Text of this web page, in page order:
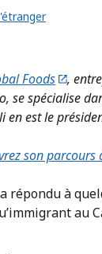
Foods
,
se spécialise
en est le
son parcours
répondu à
au